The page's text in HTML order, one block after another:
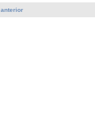
anterior